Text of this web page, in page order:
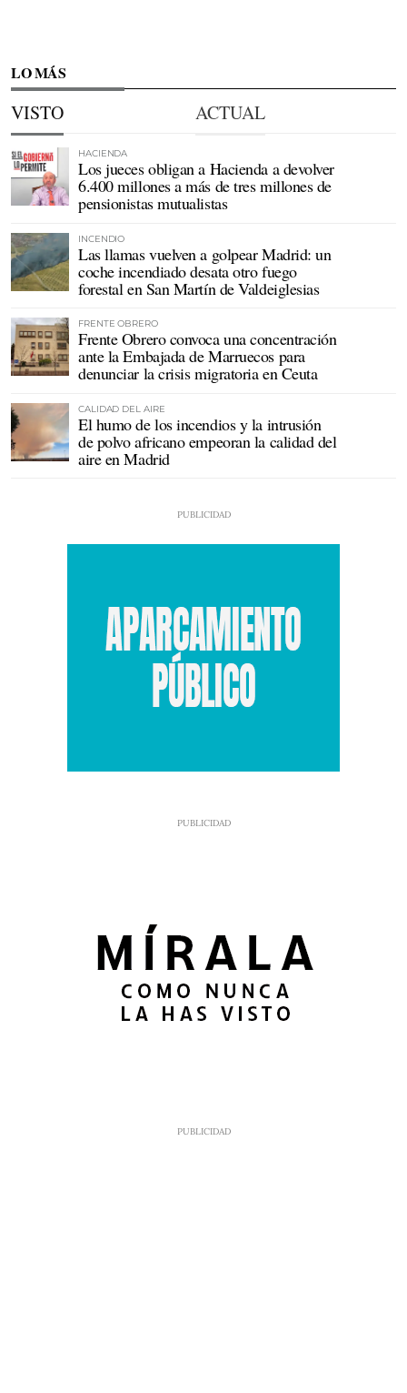
LO MÁS
VISTO ACTUAL
HACIENDA
Los jueces obligan a Hacienda a devolver
6.400 millones a más de tres millones de
pensionistas mutualistas
INCENDIO
Las llamas vuelven a golpear Madrid: un
coche incendiado desata otro fuego
forestal en San Martín de Valdeiglesias
FRENTE OBRERO
Frente Obrero convoca una concentración
ante la Embajada de Marruecos para
denunciar la crisis migratoria en Ceuta
CALIDAD DEL AIRE
El humo de los incendios y la intrusión
de polvo africano empeoran la calidad del
aire en Madrid